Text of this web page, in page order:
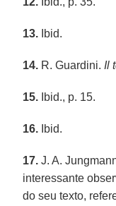
13. Ibid.
14. R. Guardini. Il
15. Ibid., p. 15.
16. Ibid.
17. J. A.
interessante
do seu texto,